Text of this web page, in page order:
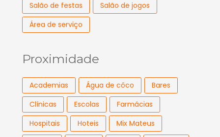
Salão de festas
Salão de jogos
Área de serviço
Proximidade
Academias Água de côco
Bares
Clínicas
Escolas
Farmácias
Hospitais
Hoteis
Mix Mateus